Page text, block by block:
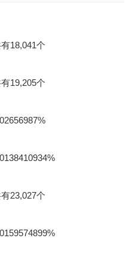
18,041个
19,205个
23,027个